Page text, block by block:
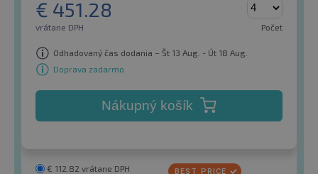
€ 451.28
vrátane DPH Počet
Odhadovaný čas dodania – Št 13 Aug. - Út 18 Aug.
Doprava zadarmo
Nákupný košík
€ 112.82 vrátane DPH